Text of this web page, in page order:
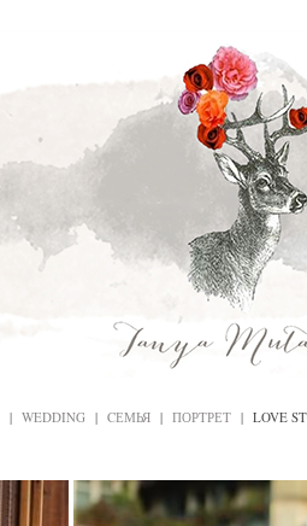
| WEDDING | CЕМЬЯ | ПОРТРЕТ | LOVE